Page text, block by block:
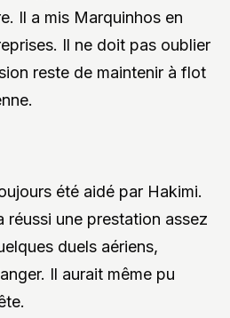
Il a mis Marquinhos en
Il ne doit pas oublier
reste de maintenir à flot
été aidé par Hakimi.
réussi une prestation assez
duels aériens,
Il aurait même pu